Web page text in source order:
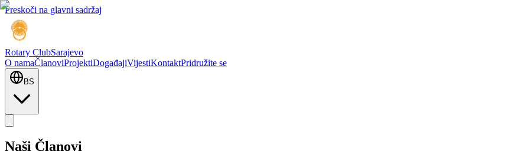
Preskoči na glavni sadržaj
Rotary ClubSarajevo
O namaČlanoviProjektiDogađajiVijestiKontaktPridružite se
BS
Naši Članovi